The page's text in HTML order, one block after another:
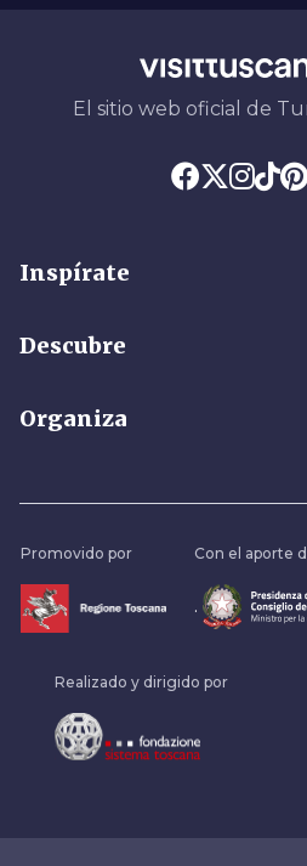
El sitio web oficial de
Inspírate
Descubre
Organiza
Promovido por Con el aporte
.
Realizado y dirigido por